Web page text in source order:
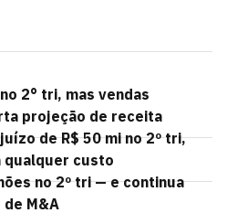
2° tri, mas vendas
projeção de receita
de R$ 50 mi no 2º tri,
qualquer custo
no 2º tri — e continua
M&A